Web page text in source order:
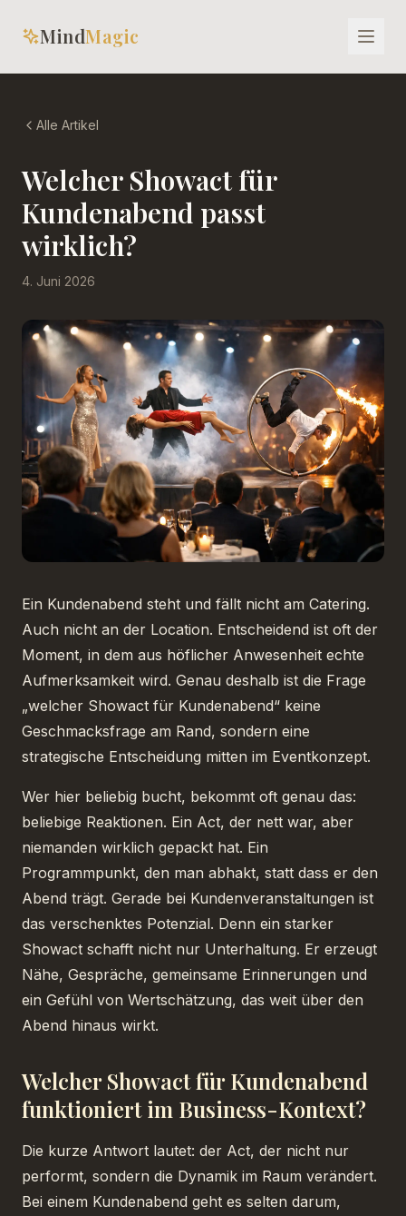
MindMagic
Alle Artikel
Welcher Showact für
Kundenabend passt
wirklich?
4. Juni 2026
Ein Kundenabend steht und fällt nicht am Catering.
Auch nicht an der Location. Entscheidend ist oft der
Moment, in dem aus höflicher Anwesenheit echte
Aufmerksamkeit wird. Genau deshalb ist die Frage
„welcher Showact für Kundenabend“ keine
Geschmacksfrage am Rand, sondern eine
strategische Entscheidung mitten im Eventkonzept.
Wer hier beliebig bucht, bekommt oft genau das:
beliebige Reaktionen. Ein Act, der nett war, aber
niemanden wirklich gepackt hat. Ein
Programmpunkt, den man abhakt, statt dass er den
Abend trägt. Gerade bei Kundenveranstaltungen ist
das verschenktes Potenzial. Denn ein starker
Showact schafft nicht nur Unterhaltung. Er erzeugt
Nähe, Gespräche, gemeinsame Erinnerungen und
ein Gefühl von Wertschätzung, das weit über den
Abend hinaus wirkt.
Welcher Showact für Kundenabend
funktioniert im Business-Kontext?
Die kurze Antwort lautet: der Act, der nicht nur
performt, sondern die Dynamik im Raum verändert.
Bei einem Kundenabend geht es selten darum,